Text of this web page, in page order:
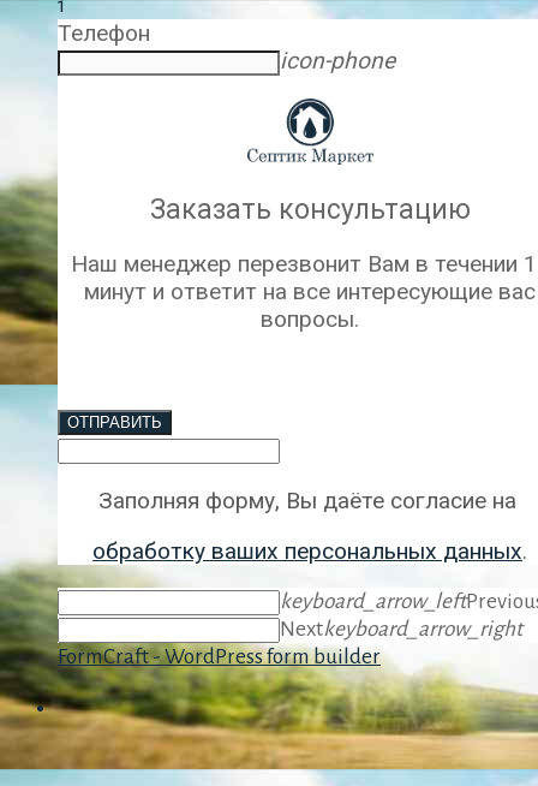
1
Телефон
icon-phone
Заказать консультацию
Наш менеджер перезвонит Вам в течении
минут и ответит на все интересующие вас
вопросы.
ОТПРАВИТЬ
Заполняя форму, Вы даёте согласие на
обработку ваших персональных данных.
keyboard_arrow_left
Nextkeyboard_arrow_right
FormCraft - WordPress form builder